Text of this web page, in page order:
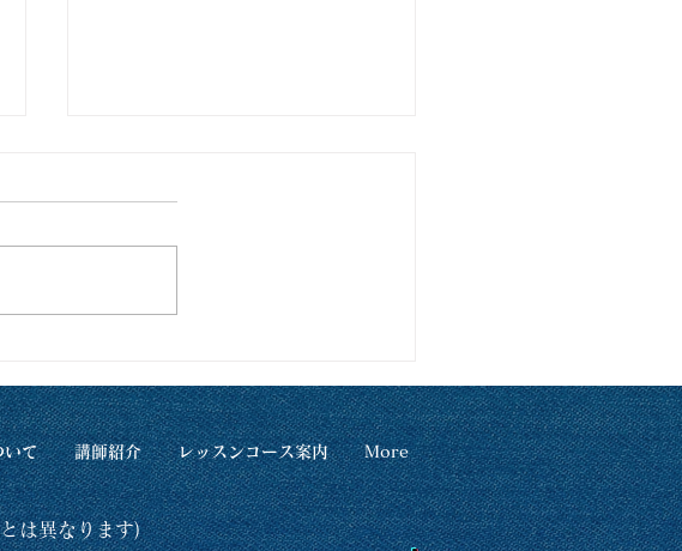
す！
とは異なります)
いて 講師紹介 レッスンコース案内 More